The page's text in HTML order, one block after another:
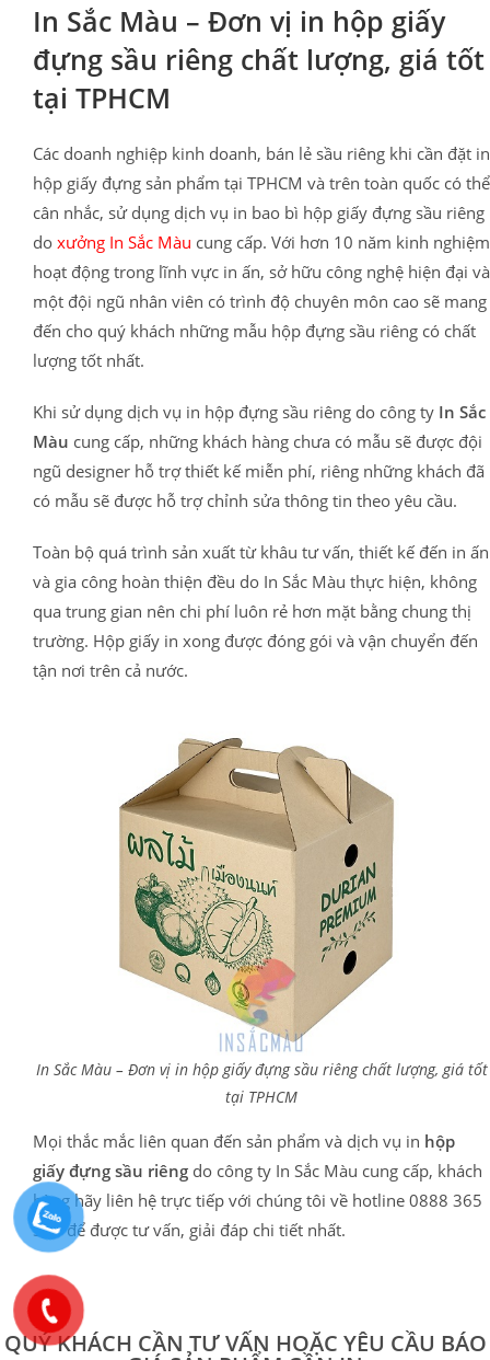
In Sắc Màu – Đơn vị in hộp giấy
đựng sầu riêng chất lượng, giá tốt
tại TPHCM
Các doanh nghiệp kinh doanh, bán lẻ sầu riêng khi cần đặt in
hộp giấy đựng sản phẩm tại TPHCM và trên toàn quốc có thể
cân nhắc, sử dụng dịch vụ in bao bì hộp giấy đựng sầu riêng
do xưởng In Sắc Màu cung cấp. Với hơn 10 năm kinh nghiệm
hoạt động trong lĩnh vực in ấn, sở hữu công nghệ hiện đại và
một đội ngũ nhân viên có trình độ chuyên môn cao sẽ mang
đến cho quý khách những mẫu hộp đựng sầu riêng có chất
lượng tốt nhất.
Khi sử dụng dịch vụ in hộp đựng sầu riêng do công ty In Sắc
Màu cung cấp, những khách hàng chưa có mẫu sẽ được đội
ngũ designer hỗ trợ thiết kế miễn phí, riêng những khách đã
có mẫu sẽ được hỗ trợ chỉnh sửa thông tin theo yêu cầu.
Toàn bộ quá trình sản xuất từ khâu tư vấn, thiết kế đến in ấn
và gia công hoàn thiện đều do In Sắc Màu thực hiện, không
qua trung gian nên chi phí luôn rẻ hơn mặt bằng chung thị
trường. Hộp giấy in xong được đóng gói và vận chuyển đến
tận nơi trên cả nước.
In Sắc Màu – Đơn vị in hộp giấy đựng sầu riêng chất lượng, giá tốt
tại TPHCM
Mọi thắc mắc liên quan đến sản phẩm và dịch vụ in hộp
giấy đựng sầu riêng do công ty In Sắc Màu cung cấp, khách
hàng hãy liên hệ trực tiếp với chúng tôi về hotline 0888 365
303 để được tư vấn, giải đáp chi tiết nhất.
QUÝ KHÁCH CẦN TƯ VẤN HOẶC YÊU CẦU BÁO